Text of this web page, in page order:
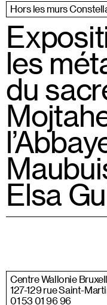
Hors les murs
les
du
Elsa
Centre Wallonie
127-129 rue Saint-
01 53 01 96 96